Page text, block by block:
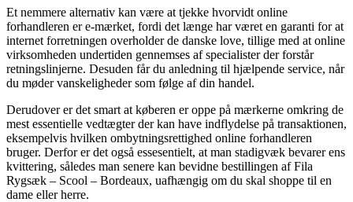
Et nemmere alternativ kan være at tjekke hvorvidt online
forhandleren er e-mærket, fordi det længe har været en garanti for at
internet forretningen overholder de danske love, tillige med at online
virksomheden undertiden gennemses af specialister der forstår
retningslinjerne. Desuden får du anledning til hjælpende service, når
du møder vanskeligheder som følge af din handel.
Derudover er det smart at køberen er oppe på mærkerne omkring de
mest essentielle vedtægter der kan have indflydelse på transaktionen,
eksempelvis hvilken ombytningsrettighed online forhandleren
bruger. Derfor er det også essesentielt, at man stadigvæk bevarer ens
kvittering, således man senere kan bevidne bestillingen af Fila
Rygsæk – Scool – Bordeaux, uafhængig om du skal shoppe til en
dame eller herre.